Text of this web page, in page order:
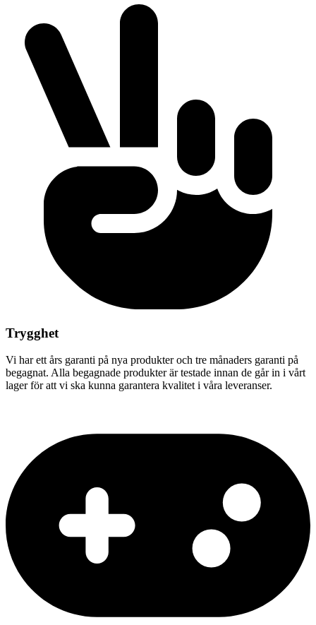
Trygghet
Vi har ett års garanti på nya produkter och tre månaders garanti på
begagnat. Alla begagnade produkter är testade innan de går in i vårt
lager för att vi ska kunna garantera kvalitet i våra leveranser.